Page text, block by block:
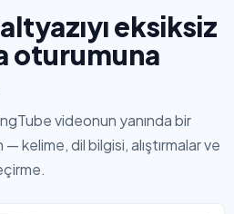
eksiksiz
oturumuna
videonun yanında bir
kelime, dil bilgisi, alıştırmalar ve